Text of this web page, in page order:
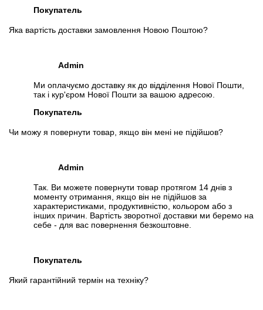
Покупатель
Яка вартість доставки замовлення Новою Поштою?
Admin
Ми оплачуємо доставку як до відділення Нової Пошти,
так і кур'єром Нової Пошти за вашою адресою.
Покупатель
Чи можу я повернути товар, якщо він мені не підійшов?
Admin
Так. Ви можете повернути товар протягом 14 днів з
моменту отримання, якщо він не підійшов за
характеристиками, продуктивністю, кольором або з
інших причин. Вартість зворотної доставки ми беремо на
себе - для вас повернення безкоштовне.
Покупатель
Який гарантійний термін на техніку?